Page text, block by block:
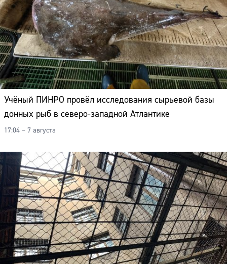
Учёный ПИНРО провёл исследования сырьевой базы
донных рыб в северо-западной Атлантике
17:04 – 7 августа